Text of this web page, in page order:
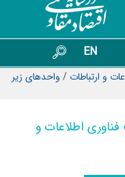
EN
و ارتباطات / واحدهای زیر
اطلاعات و